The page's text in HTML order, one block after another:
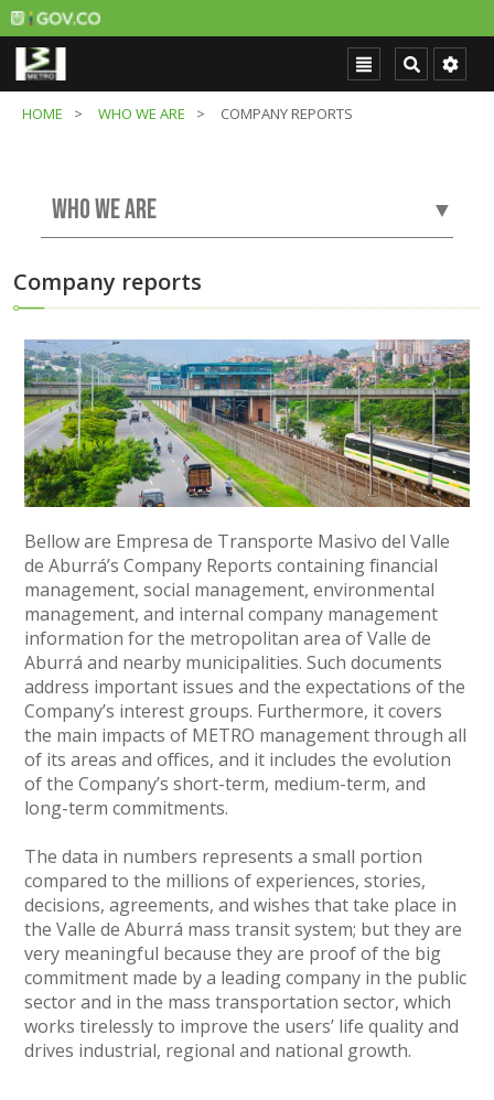
HOME WHO WE ARE COMPANY REPORTS
WHO WE ARE ▼
Company reports
Bellow are Empresa de Transporte Masivo del Valle
de Aburrá’s Company Reports containing financial
management, social management, environmental
management, and internal company management
information for the metropolitan area of Valle de
Aburrá and nearby municipalities. Such documents
address important issues and the expectations of the
Company’s interest groups. Furthermore, it covers
the main impacts of METRO management through all
of its areas and offices, and it includes the evolution
of the Company’s short-term, medium-term, and
long-term commitments.
The data in numbers represents a small portion
compared to the millions of experiences, stories,
decisions, agreements, and wishes that take place in
the Valle de Aburrá mass transit system; but they are
very meaningful because they are proof of the big
commitment made by a leading company in the public
sector and in the mass transportation sector, which
works tirelessly to improve the users’ life quality and
drives industrial, regional and national growth.